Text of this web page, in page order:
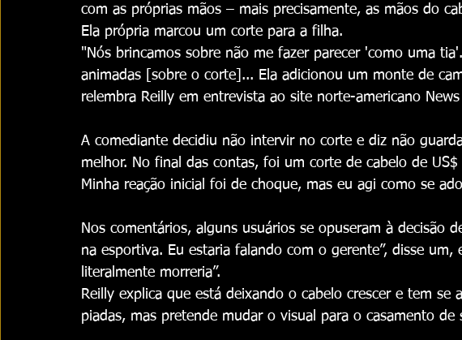
com as próprias mãos – mais precisamente, as mãos do
Ela própria marcou um corte para a filha.
"Nós brincamos sobre não me fazer parecer 'como uma
animadas [sobre o corte]... Ela adicionou um monte de
relembra Reilly em entrevista ao site norte-americano News
A comediante decidiu não intervir no corte e diz não
melhor. No final das contas, foi um corte de cabelo de
Minha reação inicial foi de choque, mas eu agi como se
Nos comentários, alguns usuários se opuseram à decisão
na esportiva. Eu estaria falando com o gerente”, disse
literalmente morreria”.
Reilly explica que está deixando o cabelo crescer e tem
piadas, mas pretende mudar o visual para o casamento de